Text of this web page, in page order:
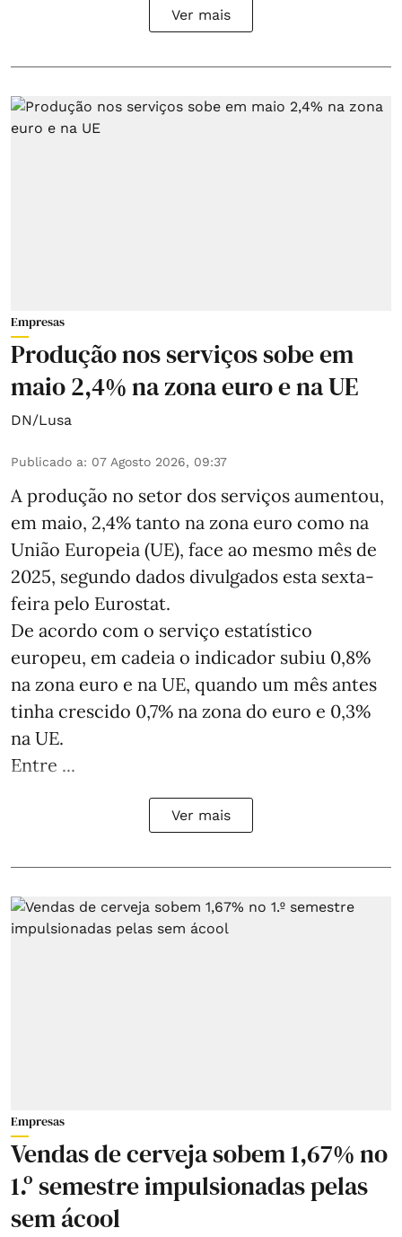
Ver mais
Empresas
Produção nos serviços sobe em
maio 2,4% na zona euro e na UE
DN/Lusa
Publicado a: 07 Agosto 2026, 09:37
A produção no setor dos serviços aumentou,
em maio, 2,4% tanto na zona euro como na
União Europeia (UE), face ao mesmo mês de
2025, segundo dados divulgados esta sexta-
feira pelo Eurostat.
De acordo com o serviço estatístico
europeu, em cadeia o indicador subiu 0,8%
na zona euro e na UE, quando um mês antes
tinha crescido 0,7% na zona do euro e 0,3%
na UE.
Entre ...
Ver mais
Empresas
Vendas de cerveja sobem 1,67% no
1.º semestre impulsionadas pelas
sem ácool